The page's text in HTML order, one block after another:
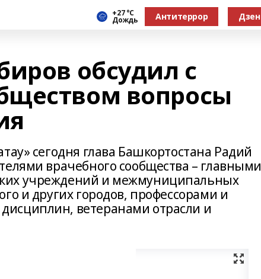
+27 °С
Дождь Антитеррор Дзен
обсудил с
вопросы
сегодня глава Башкортостана Радий
врачебного сообщества – главными
учреждений и межмуниципальных
и других городов, профессорами и
ветеранами отрасли и